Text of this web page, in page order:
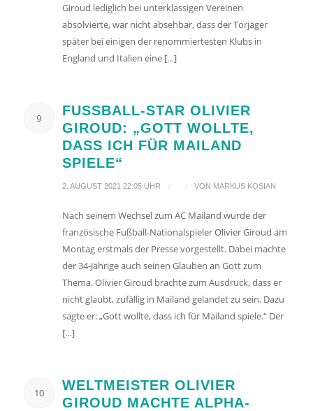
Giroud lediglich bei unterklassigen Vereinen
absolvierte, war nicht absehbar, dass der Torjäger
später bei einigen der renommiertesten Klubs in
England und Italien eine […]
9
FUSSBALL-STAR OLIVIER G
IROUD: „GOTT WOLLTE, D
ASS ICH FÜR MAILAND S
PIELE“
2. AUGUST 2021 22:05 UHR / / VON MARKUS KOSIAN
Nach seinem Wechsel zum AC Mailand wurde der
französische Fußball-Nationalspieler Olivier Giroud am
Montag erstmals der Presse vorgestellt. Dabei machte
der 34-Jährige auch seinen Glauben an Gott zum
Thema. Olivier Giroud brachte zum Ausdruck, dass er
nicht glaubt, zufällig in Mailand gelandet zu sein. Dazu
sagte er: „Gott wollte, dass ich für Mailand spiele.“ Der
[…]
10
WELTMEISTER OLIVIER
GIROUD MACHTE ALPHA-